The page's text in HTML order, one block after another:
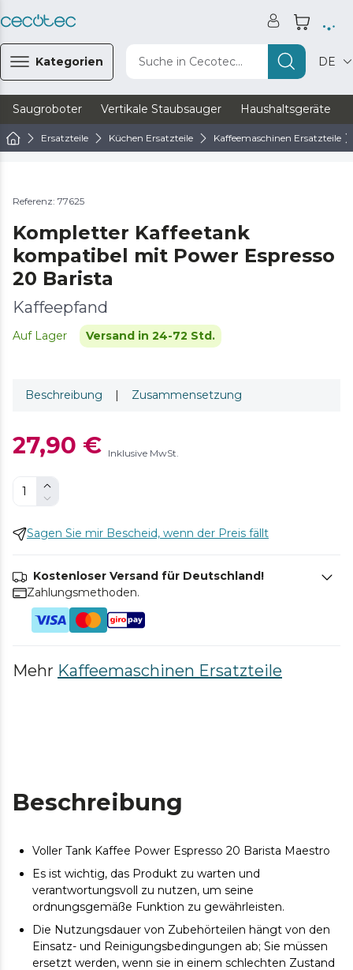
Kategorien Suche in Cecotec... DE
Saugroboter Vertikale Staubsauger Haushaltsgeräte
Ersatzteile Küchen Ersatzteile Kaffeemaschinen Ersatzteile
Referenz: 77625
Kompletter Kaffeetank
kompatibel mit Power Espresso
20 Barista
Kaffeepfand
Auf Lager Versand in 24-72 Std.
Beschreibung | Zusammensetzung
27,90 € Inklusive MwSt.
Sagen Sie mir Bescheid, wenn der Preis fällt
Kostenloser Versand für Deutschland!
Zahlungsmethoden.
Mehr Kaffeemaschinen Ersatzteile
Beschreibung
Voller Tank Kaffee Power Espresso 20 Barista Maestro
Es ist wichtig, das Produkt zu warten und
verantwortungsvoll zu nutzen, um seine
ordnungsgemäße Funktion zu gewährleisten.
Die Nutzungsdauer von Zubehörteilen hängt von den
Einsatz- und Reinigungsbedingungen ab; Sie müssen
ersetzt werden, wenn sie in einem schlechten Zustand